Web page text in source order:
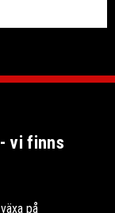
- vi finns
på